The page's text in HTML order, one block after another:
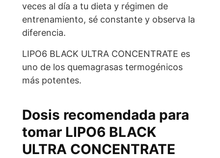
veces al día a tu dieta y régimen de
entrenamiento, sé constante y observa la
diferencia.
LIPO6 BLACK ULTRA CONCENTRATE es
uno de los quemagrasas termogénicos
más potentes.
Dosis recomendada para
tomar LIPO6 BLACK
ULTRA CONCENTRATE